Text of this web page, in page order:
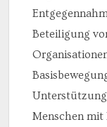
Beteiligung
Unterstützung
Menschen mit